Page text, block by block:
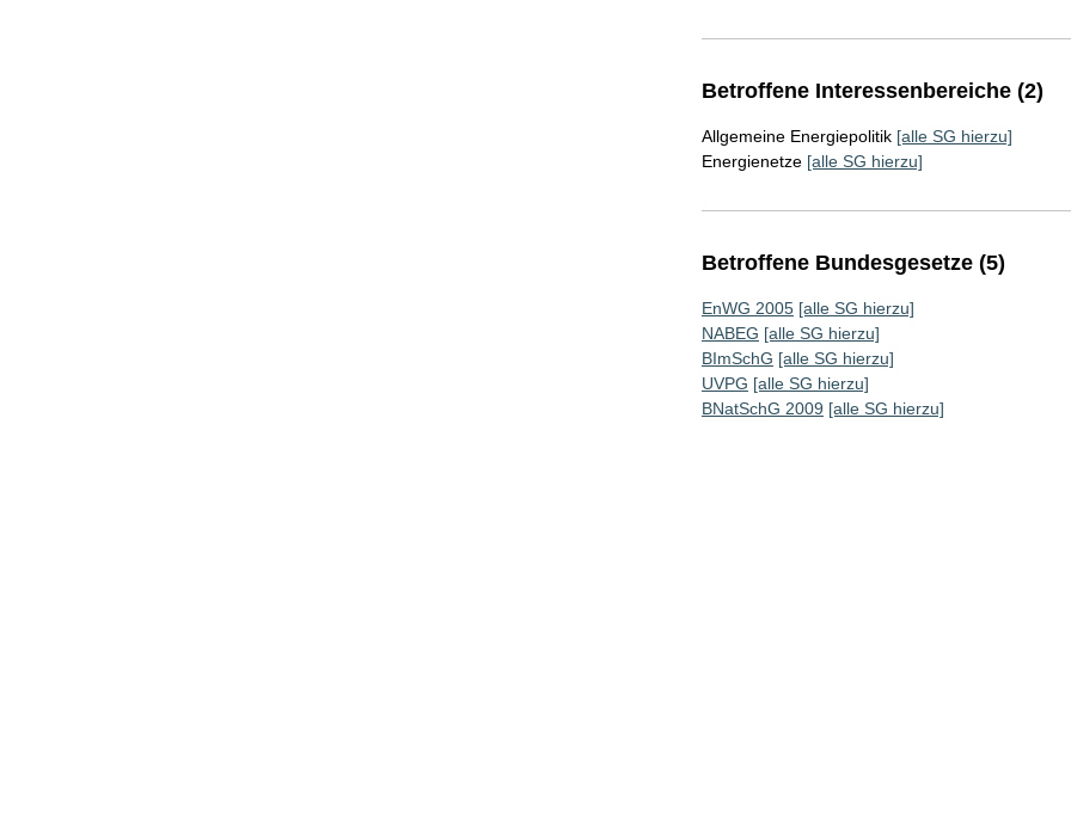
Betroffene Interessenbereiche (2)
Allgemeine Energiepolitik [alle SG hierzu]
Energienetze [alle SG hierzu]
Betroffene Bundesgesetze (5)
EnWG 2005 [alle SG hierzu]
NABEG [alle SG hierzu]
BImSchG [alle SG hierzu]
UVPG [alle SG hierzu]
BNatSchG 2009 [alle SG hierzu]